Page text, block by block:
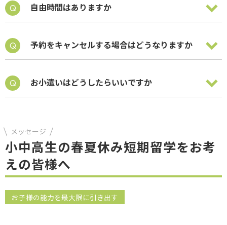
自由時間はありますか
予約をキャンセルする場合はどうなりますか
お小遣いはどうしたらいいですか
メッセージ
小中高生の春夏休み短期留学をお考
えの皆様へ
お子様の能力を最大限に引き出す